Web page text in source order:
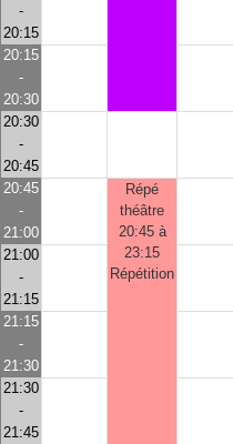
-
20:15
20:15
-
20:30
20:30
-
20:45
20:45
-
21:00
Répé
théâtre
20:45 à
23:15
Répétition
21:00
-
21:15
21:15
-
21:30
21:30
-
21:45